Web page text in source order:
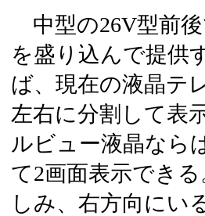
中型の26V型前
を盛り込んで提供
ば、現在の液晶テ
左右に分割して表
ルビュー液晶なら
て2画面表示でき
しみ、右方向にい